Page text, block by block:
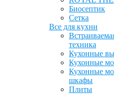
Биосептик
Сетка
Все для кухни
техника
Кухонные
Кухонные
Кухонные
шкафы
Плиты